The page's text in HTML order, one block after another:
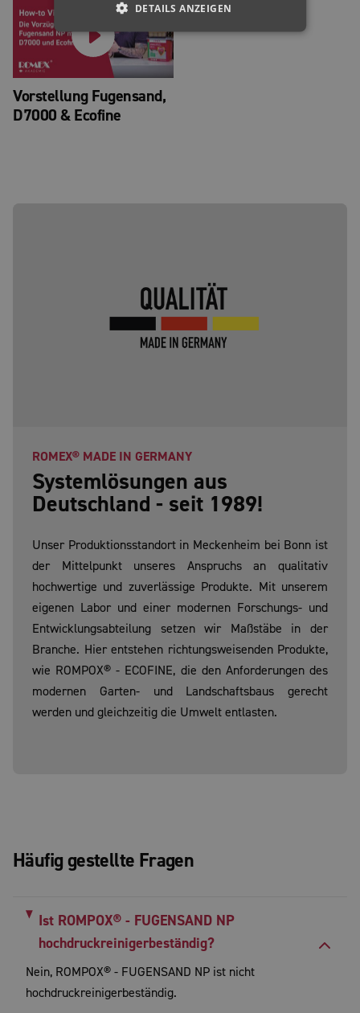
Vorstellung Fugensand,
D7000 & Ecofine
ROMEX® MADE IN GERMANY
Systemlösungen aus
Deutschland - seit 1989!
Unser Produktionsstandort in Meckenheim bei Bonn ist
der Mittelpunkt unseres Anspruchs an qualitativ
hochwertige und zuverlässige Produkte. Mit unserem
eigenen Labor und einer modernen Forschungs- und
Entwicklungsabteilung setzen wir Maßstäbe in der
Branche. Hier entstehen richtungsweisenden Produkte,
wie ROMPOX® - ECOFINE, die den Anforderungen des
modernen Garten- und Landschaftsbaus gerecht
werden und gleichzeitig die Umwelt entlasten.
Häufig gestellte Fragen
Ist ROMPOX® - FUGENSAND NP
hochdruckreinigerbeständig?
Nein, ROMPOX® - FUGENSAND NP ist nicht
hochdruckreinigerbeständig.
DETAILS ANZEIGEN